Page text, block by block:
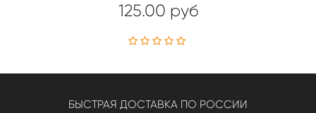
125.00 руб
БЫСТРАЯ ДОСТАВКА ПО РОССИИ